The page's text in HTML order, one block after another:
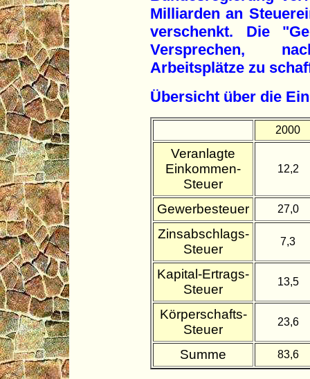
Milliarden an
verschenkt. Die
Versprechen,
Arbeitsplätze zu
Übersicht über die
2000
Veranlagte
Einkommen-
Steuer
12,2
Gewerbesteuer 27,0
Zinsabschlags-
Steuer
7,3
Kapital-Ertrags-
Steuer
13,5
Körperschafts-
Steuer
23,6
Summe 83,6